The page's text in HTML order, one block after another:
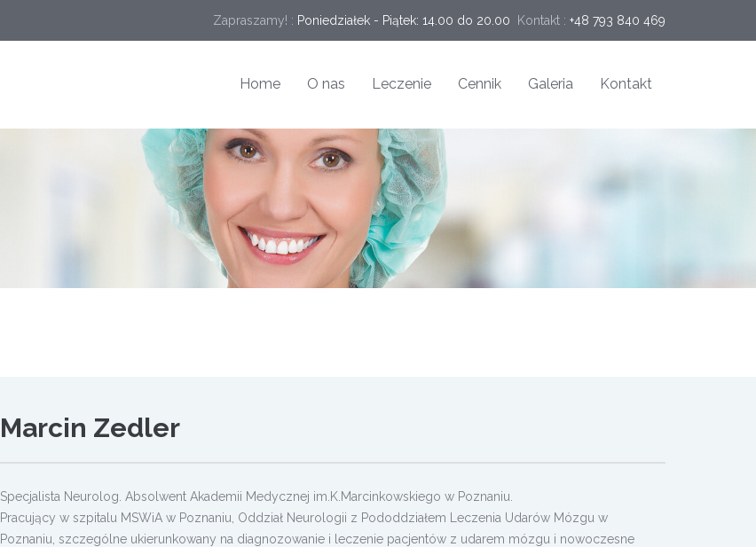
Zapraszamy! : Poniedziałek - Piątek: 14.00 do 20.00 Kontakt : +48 793 840 469
Home O nas Leczenie Cennik Galeria Kontakt
Marcin Zedler
Specjalista Neurolog. Absolwent Akademii Medycznej im.K.Marcinkowskiego w Poznaniu.
Pracujący w szpitalu MSWiA w Poznaniu, Oddział Neurologii z Pododdziałem Leczenia Udarów Mózgu w
Poznaniu, szczególne ukierunkowany na diagnozowanie i leczenie pacjentów z udarem mózgu i nowoczesne